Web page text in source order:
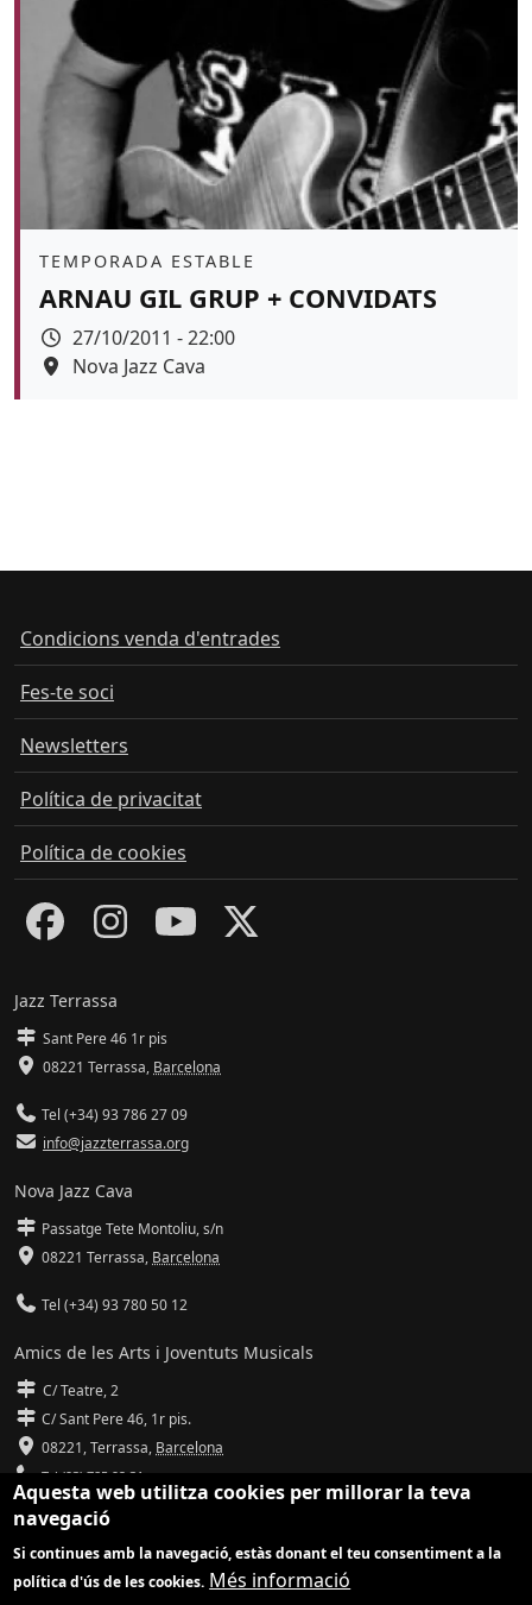
Àmbit
TEMPORADA ESTABLE
ARNAU GIL GRUP + CONVIDATS
Data
27/10/2011 - 22:00
Espai
Nova Jazz Cava
Condicions venda d'entrades
Fes-te soci
Newsletters
Política de privacitat
Política de cookies
Jazz Terrassa
Sant Pere 46 1r pis
08221 Terrassa, Barcelona
Tel (+34) 93 786 27 09
info@jazzterrassa.org
Nova Jazz Cava
Passatge Tete Montoliu, s/n
08221 Terrassa, Barcelona
Tel (+34) 93 780 50 12
Amics de les Arts i Joventuts Musicals
C/ Teatre, 2
C/ Sant Pere 46, 1r pis.
08221,Terrassa, Barcelona
Tel (93) 785 92 31
info@amicsdelesarts-jjmm.cat
www.amicsdelesarts-jjmm.cat
Aquesta web utilitza cookies per millorar la teva
navegació
Si continues amb la navegació, estàs donant el teu consentiment a la
política d'ús de les cookies. Més informació